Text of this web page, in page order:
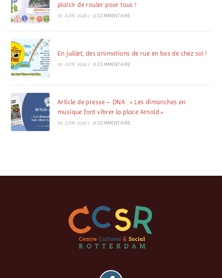
plaisir de rouler pour tous !
30 JUIN 2026 / 0 COMMENTAIRE
En juillet, des animations de rue en bas de chez soi !
30 JUIN 2026 / 0 COMMENTAIRE
Article de presse – DNA : « Les dimanches en
musique font vibrer la place Arnold »
19 JUIN 2026 / 0 COMMENTAIRE